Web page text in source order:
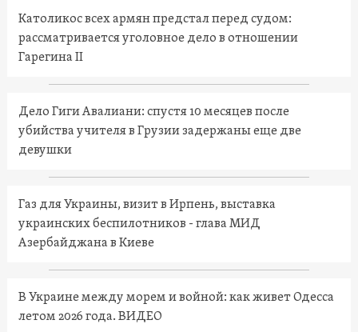
Католикос всех армян предстал перед судом:
рассматривается уголовное дело в отношении
Гарегина II
Дело Гиги Авалиани: спустя 10 месяцев после
убийства учителя в Грузии задержаны еще две
девушки
Газ для Украины, визит в Ирпень, выставка
украинских беспилотников - глава МИД
Азербайджана в Киеве
В Украине между морем и войной: как живет Одесса
летом 2026 года. ВИДЕО